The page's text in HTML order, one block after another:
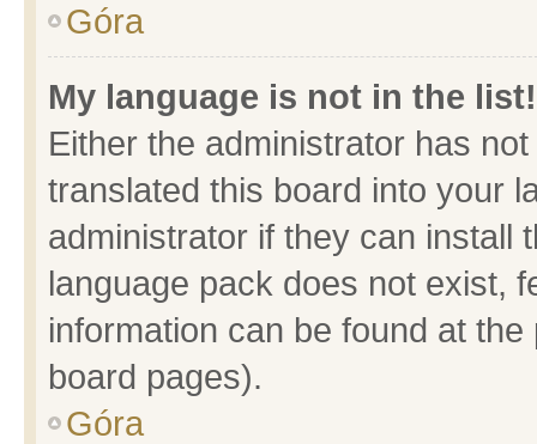
Góra
My language is not in the list!
Either the administrator has
translated this board into your
administrator if they can install
language pack does not exist,
information can be found at
board pages).
Góra